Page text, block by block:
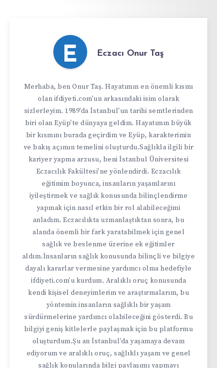
E Eczacı Onur Taş
Merhaba, ben Onur Taş. Hayatımın en önemli kısmı
olan ifdiyeti.com'un arkasındaki isim olarak
sizlerleyim. 1989'da İstanbul'un tarihi semtlerinden
biri olan Eyüp'te dünyaya geldim. Hayatımın büyük
bir kısmını burada geçirdim ve Eyüp, karakterimin
ve bakış açımın temelini oluşturdu.Sağlıkla ilgili bir
kariyer yapma arzusu, beni İstanbul Üniversitesi
Eczacılık Fakültesi'ne yönlendirdi. Eczacılık
eğitimim boyunca, insanların yaşamlarını
iyileştirmek ve sağlık konusunda bilinçlendirme
yapmak için nasıl etkin bir rol alabileceğimi
anladım. Eczacılıkta uzmanlaştıktan sonra, bu
alanda önemli bir fark yaratabilmek için genel
sağlık ve beslenme üzerine ek eğitimler
aldım.İnsanların sağlık konusunda bilinçli ve bilgiye
dayalı kararlar vermesine yardımcı olma hedefiyle
ifdiyeti.com'u kurdum. Aralıklı oruç konusunda
kendi kişisel deneyimlerim ve araştırmalarım, bu
yöntemin insanların sağlıklı bir yaşam
sürdürmelerine yardımcı olabileceğini gösterdi. Bu
bilgiyi geniş kitlelerle paylaşmak için bu platformu
oluşturdum.Şu an İstanbul'da yaşamaya devam
ediyorum ve aralıklı oruç, sağlıklı yaşam ve genel
sağlık konularında bilgi paylaşımı yapmayı